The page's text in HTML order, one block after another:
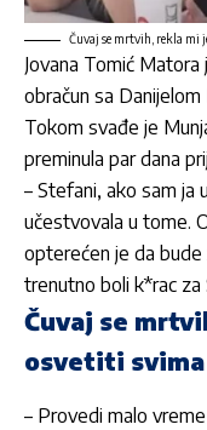
Čuvaj se mrtvih, rekla mi
Jovana Tomić Matora
obračun sa
Tokom svađe je
preminula par dana
– Stefani, ako sam ja
učestvovala u tome.
opterećen je da
trenutno boli k*rac za
Čuvaj se
osvetiti svima
– Provedi malo